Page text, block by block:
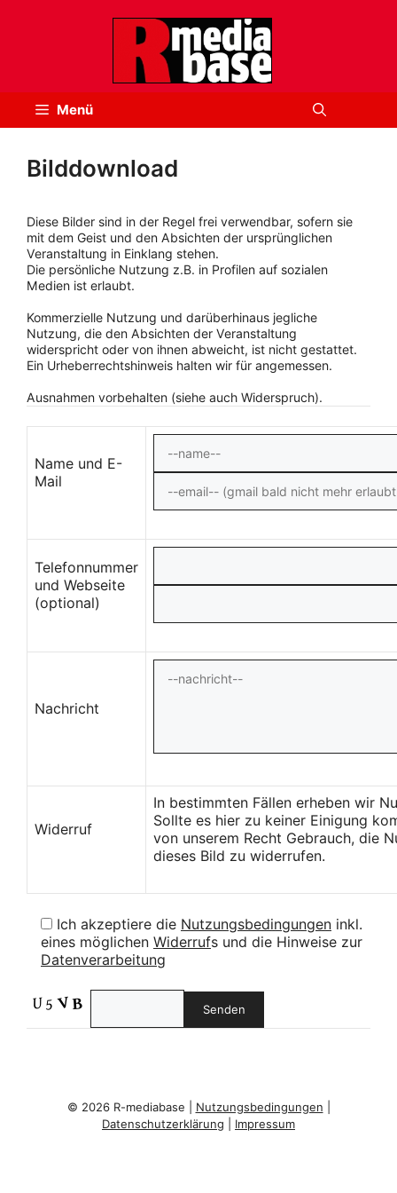
Menü
Bilddownload
Diese Bilder sind in der Regel frei verwendbar, sofern sie
mit dem Geist und den Absichten der ursprünglichen
Veranstaltung in Einklang stehen.
Die persönliche Nutzung z.B. in Profilen auf sozialen
Medien ist erlaubt.
Kommerzielle Nutzung und darüberhinaus jegliche
Nutzung, die den Absichten der Veranstaltung
widerspricht oder von ihnen abweicht, ist nicht gestattet.
Ein Urheberrechtshinweis halten wir für angemessen.
Ausnahmen vorbehalten (siehe auch Widerspruch).
Name und E-
Mail
Telefonnummer
und Webseite
(optional)
Nachricht
Widerruf
In bestimmten Fällen erheben wir
Sollte es hier zu keiner Einigung
von unserem Recht Gebrauch, die
dieses Bild zu widerrufen.
Ich akzeptiere die Nutzungsbedingungen inkl.
eines möglichen Widerrufs und die Hinweise zur
Datenverarbeitung
© 2026 R-mediabase | Nutzungsbedingungen
Datenschutzerklärung
Impressum